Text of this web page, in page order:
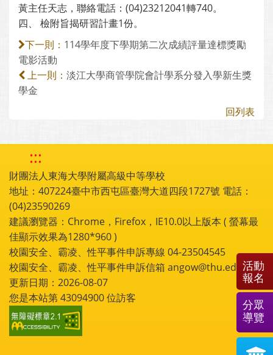
黃主任天志，聯絡電話：(04)23212041轉740。
四、 檢附旨揭研習計畫1份。
下一則： 114學年度下學期第二次成績評量達標獎勵
電影活動
上一則： 淡江大學商管學院會計學系分發入學新生獎
學金
回列表
:::
財團法人東海大學附屬高級中等學校
地址：407224臺中市西屯區臺灣大道四段1727號 電話：
(04)23590269
建議瀏覽器：Chrome，Firefox，IE10.0以上版本 ( 螢幕最
佳顯示效果為1280*960 )
校園安全、霸凌、性平事件申訴專線 04-23504545
校園安全、霸凌、性平事件申訴信箱 angow@thu.edu.tw
更新日期：2026-08-07
您是本站第43094900位訪客
活動
報名
分眾
導覽